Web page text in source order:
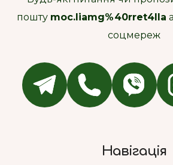
пошту moc.liamg%40rret4lla
соцмереж
Навігація